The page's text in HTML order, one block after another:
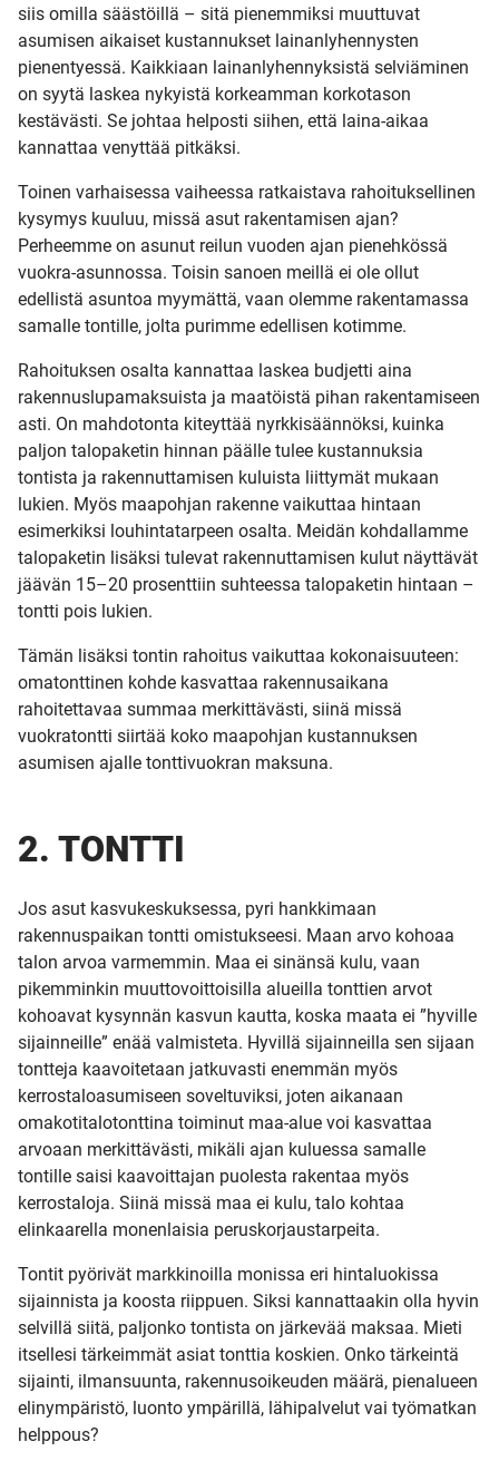
siis omilla säästöillä – sitä pienemmiksi muuttuvat
asumisen aikaiset kustannukset lainanlyhennysten
pienentyessä. Kaikkiaan lainanlyhennyksistä selviäminen
on syytä laskea nykyistä korkeamman korkotason
kestävästi. Se johtaa helposti siihen, että laina-aikaa
kannattaa venyttää pitkäksi.
Toinen varhaisessa vaiheessa ratkaistava rahoituksellinen
kysymys kuuluu, missä asut rakentamisen ajan?
Perheemme on asunut reilun vuoden ajan pienehkössä
vuokra-asunnossa. Toisin sanoen meillä ei ole ollut
edellistä asuntoa myymättä, vaan olemme rakentamassa
samalle tontille, jolta purimme edellisen kotimme.
Rahoituksen osalta kannattaa laskea budjetti aina
rakennuslupamaksuista ja maatöistä pihan rakentamiseen
asti. On mahdotonta kiteyttää nyrkkisäännöksi, kuinka
paljon talopaketin hinnan päälle tulee kustannuksia
tontista ja rakennuttamisen kuluista liittymät mukaan
lukien. Myös maapohjan rakenne vaikuttaa hintaan
esimerkiksi louhintatarpeen osalta. Meidän kohdallamme
talopaketin lisäksi tulevat rakennuttamisen kulut näyttävät
jäävän 15–20 prosenttiin suhteessa talopaketin hintaan –
tontti pois lukien.
Tämän lisäksi tontin rahoitus vaikuttaa kokonaisuuteen:
omatonttinen kohde kasvattaa rakennusaikana
rahoitettavaa summaa merkittävästi, siinä missä
vuokratontti siirtää koko maapohjan kustannuksen
asumisen ajalle tonttivuokran maksuna.
2. TONTTI
Jos asut kasvukeskuksessa, pyri hankkimaan
rakennuspaikan tontti omistukseesi. Maan arvo kohoaa
talon arvoa varmemmin. Maa ei sinänsä kulu, vaan
pikemminkin muuttovoittoisilla alueilla tonttien arvot
kohoavat kysynnän kasvun kautta, koska maata ei ”hyville
sijainneille” enää valmisteta. Hyvillä sijainneilla sen sijaan
tontteja kaavoitetaan jatkuvasti enemmän myös
kerrostaloasumiseen soveltuviksi, joten aikanaan
omakotitalotonttina toiminut maa-alue voi kasvattaa
arvoaan merkittävästi, mikäli ajan kuluessa samalle
tontille saisi kaavoittajan puolesta rakentaa myös
kerrostaloja. Siinä missä maa ei kulu, talo kohtaa
elinkaarella monenlaisia peruskorjaustarpeita.
Tontit pyörivät markkinoilla monissa eri hintaluokissa
sijainnista ja koosta riippuen. Siksi kannattaakin olla hyvin
selvillä siitä, paljonko tontista on järkevää maksaa. Mieti
itsellesi tärkeimmät asiat tonttia koskien. Onko tärkeintä
sijainti, ilmansuunta, rakennusoikeuden määrä, pienalueen
elinympäristö, luonto ympärillä, lähipalvelut vai työmatkan
helppous?